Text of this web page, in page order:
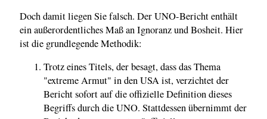
Doch damit liegen Sie falsch. Der UNO-Bericht enthält
ein außerordentliches Maß an Ignoranz und Bosheit. Hier
ist die grundlegende Methodik:
Trotz eines Titels, der besagt, dass das Thema
"extreme Armut" in den USA ist, verzichtet der
Bericht sofort auf die offizielle Definition dieses
Begriffs durch die UNO. Stattdessen übernimmt der